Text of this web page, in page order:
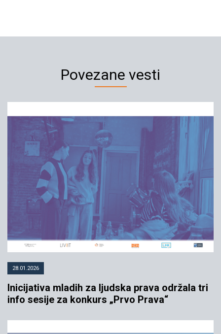
Povezane vesti
28.01.2026
Inicijativa mladih za ljudska prava održala tri
info sesije za konkurs „Prvo Prava“